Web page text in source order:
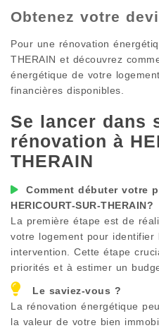
Obtenez votre
Pour une rénovation
THERAIN et découvrez
énergétique de votre
financières disponibles.
Se lancer dans
rénovation à
THERAIN
Comment débuter votre
HERICOURT-SUR-THERAIN?
La première étape est de
votre logement pour identifier
intervention. Cette étape
priorités et à estimer un
Le saviez-vous ?
La rénovation énergétique
la valeur de votre bien